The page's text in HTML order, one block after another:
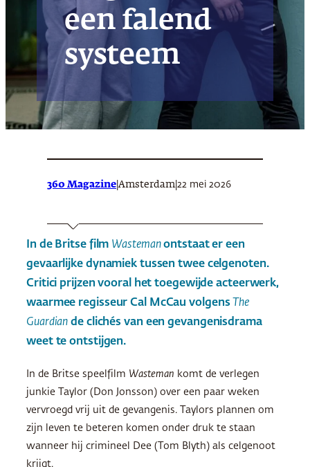
een falend
systeem
360 Magazine Amsterdam 22 mei 2026
In de Britse film Wastemanontstaat er een
gevaarlijke dynamiek tussen twee celgenoten.
Critici prijzen vooral het toegewijde acteerwerk,
waarmee regisseur Cal McCau volgens The
Guardian de clichés van een gevangenisdrama
weet te ontstijgen.
In de Britse speelfilm Wasteman komt de verlegen
junkie Taylor (Don Jonsson) over een paar weken
vervroegd vrij uit de gevangenis. Taylors plannen om
zijn leven te beteren komen onder druk te staan
wanneer hij crimineel Dee (Tom Blyth) als celgenoot
krijgt.